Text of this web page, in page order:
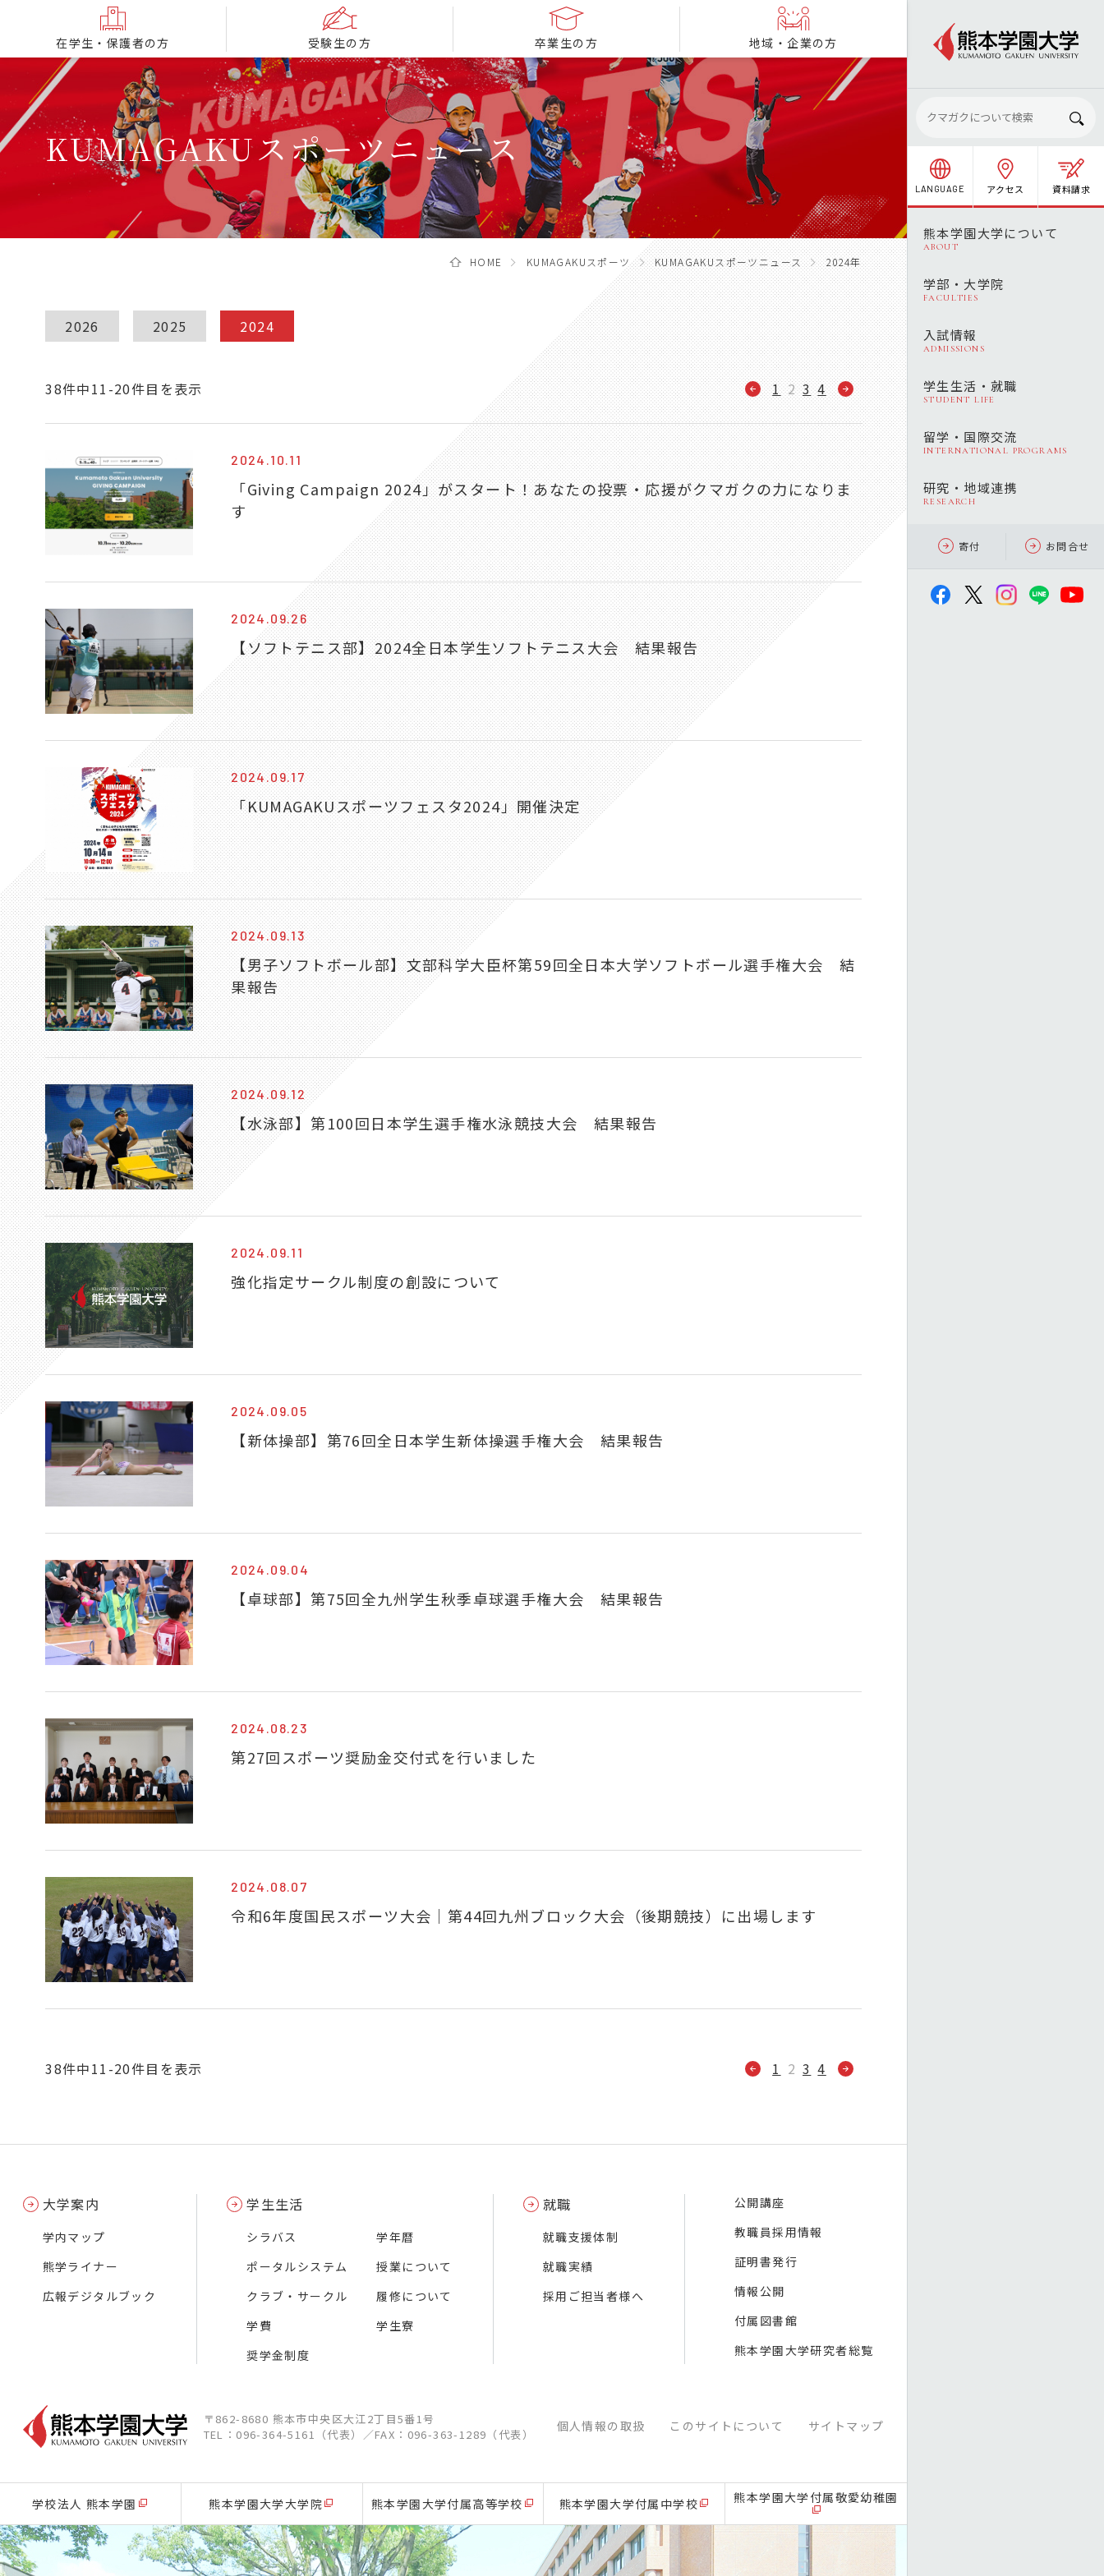
在学生・保護者の方 受験生の方 卒業生の方 地域・企業の方
LANGUAGE アクセス 資料請求
熊本学園大学について
ABOUT
学部・大学院
FACULTIES
入試情報
ADMISSIONS
学生生活・就職
STUDENT LIFE
留学・国際交流
INTERNATIONAL PROGRAMS
研究・地域連携
RESEARCH
寄付 お問合せ
KUMAGAKUスポーツニュース
HOME KUMAGAKUスポーツ KUMAGAKUスポーツニュース 2024年
2026 2025 2024
38件中11-20件目を表示 1 2 3 4
2024.10.11
「Giving Campaign 2024」がスタート！あなたの投票・応援がクマガクの力になりま
す
2024.09.26
【ソフトテニス部】2024全日本学生ソフトテニス大会 結果報告
2024.09.17
「KUMAGAKUスポーツフェスタ2024」開催決定
2024.09.13
【男子ソフトボール部】文部科学大臣杯第59回全日本大学ソフトボール選手権大会 結
果報告
2024.09.12
【水泳部】第100回日本学生選手権水泳競技大会 結果報告
2024.09.11
強化指定サークル制度の創設について
2024.09.05
【新体操部】第76回全日本学生新体操選手権大会 結果報告
2024.09.04
【卓球部】第75回全九州学生秋季卓球選手権大会 結果報告
2024.08.23
第27回スポーツ奨励金交付式を行いました
2024.08.07
令和6年度国民スポーツ大会｜第44回九州ブロック大会（後期競技）に出場します
38件中11-20件目を表示 1 2 3 4
大学案内
学内マップ
熊学ライナー
広報デジタルブック
学生生活
シラバス
ポータルシステム
クラブ・サークル
学費
奨学金制度
学年暦
授業について
履修について
学生寮
就職
就職支援体制
就職実績
採用ご担当者様へ
公開講座
教職員採用情報
証明書発行
情報公開
付属図書館
熊本学園大学研究者総覧
〒862-8680 熊本市中央区大江2丁目5番1号
TEL：096-364-5161（代表） ／FAX：096-363-1289（代表） 個人情報の取扱 このサイトについて サイトマップ
学校法人 熊本学園 熊本学園大学大学院 熊本学園大学付属高等学校 熊本学園大学付属中学校 熊本学園大学付属敬愛幼稚園